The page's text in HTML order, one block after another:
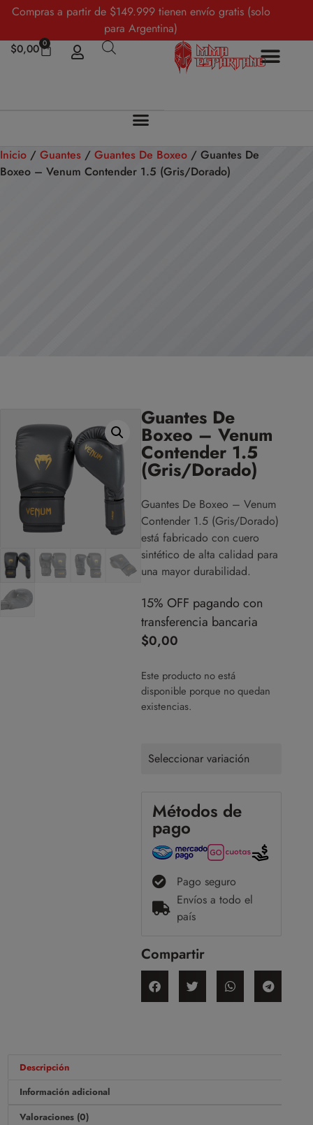
Compras a partir de $149.999 tienen envío gratis (solo
para Argentina)
$0,00 0
Inicio / Guantes / Guantes De Boxeo / Guantes De
Boxeo – Venum Contender 1.5 (Gris/Dorado)
Guantes De
Boxeo – Venum
Contender 1.5
(Gris/Dorado)
Guantes De Boxeo – Venum
Contender 1.5 (Gris/Dorado)
está fabricado con cuero
sintético de alta calidad para
una mayor durabilidad.
15% OFF pagando con
transferencia bancaria
$0,00
Este producto no está
disponible porque no quedan
existencias.
Seleccionar variación
Métodos de
pago
Pago seguro
Envíos a todo el
país
Compartir
Descripción
Información adicional
Valoraciones (0)